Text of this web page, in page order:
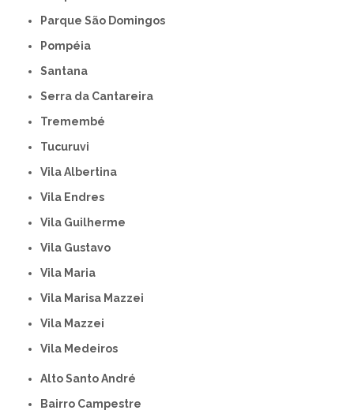
Parque São Domingos
Pompéia
Santana
Serra da Cantareira
Tremembé
Tucuruvi
Vila Albertina
Vila Endres
Vila Guilherme
Vila Gustavo
Vila Maria
Vila Marisa Mazzei
Vila Mazzei
Vila Medeiros
Alto Santo André
Bairro Campestre